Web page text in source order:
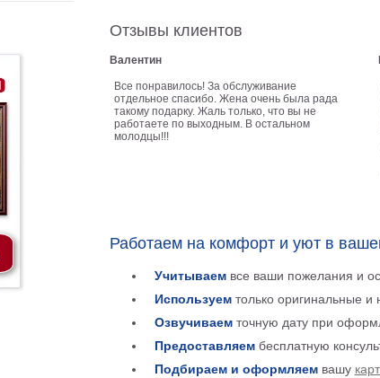
Отзывы клиентов
Валентин
Все понравилось! За обслуживание
отдельное спасибо. Жена очень была рада
такому подарку. Жаль только, что вы не
работаете по выходным. В остальном
молодцы!!!
Работаем на комфорт и уют в
Учитываемвсе ваши пожелания и
Используемтолько оригинальные и
Озвучиваемточную дату при
Предоставляембесплатную
Подбираем и оформляемвашу